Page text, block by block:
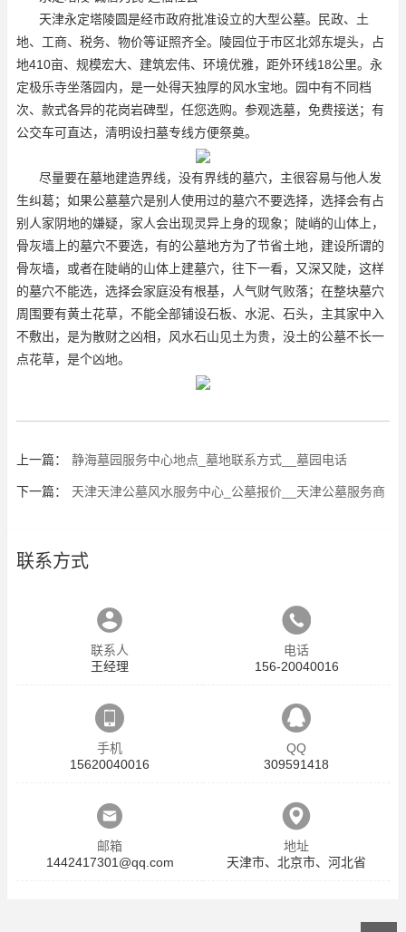
天津永定塔陵圆是经市政府批准设立的大型公墓。民政、土
地、工商、税务、物价等证照齐全。陵园位于市区北郊东堤头，占
地410亩、规模宏大、建筑宏伟、环境优雅，距外环线18公里。永
定极乐寺坐落园内，是一处得天独厚的风水宝地。园中有不同档
次、款式各异的花岗岩碑型，任您选购。参观选墓，免费接送；有
公交车可直达，清明设扫墓专线方便祭奠。
尽量要在墓地建造界线，没有界线的墓穴，主很容易与他人发
生纠葛；如果公墓墓穴是别人使用过的墓穴不要选择，选择会有占
别人家阴地的嫌疑，家人会出现灵异上身的现象；陡峭的山体上，
骨灰墙上的墓穴不要选，有的公墓地方为了节省土地，建设所谓的
骨灰墙，或者在陡峭的山体上建墓穴，往下一看，又深又陡，这样
的墓穴不能选，选择会家庭没有根基，人气财气败落；在整块墓穴
周围要有黄土花草，不能全部铺设石板、水泥、石头，主其家中入
不敷出，是为散财之凶相，风水石山见土为贵，没土的公墓不长一
点花草，是个凶地。
上一篇： 静海墓园服务中心地点_墓地联系方式__墓园电话
下一篇： 天津天津公墓风水服务中心_公墓报价__天津公墓服务商
联系方式
联系人
王经理
电话
156-20040016
手机
15620040016
QQ
309591418
邮箱
1442417301@qq.com
地址
天津市、北京市、河北省